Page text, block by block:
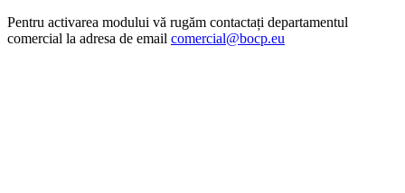
Pentru activarea modului vă rugăm contactați departamentul
comercial la adresa de email comercial@bocp.eu